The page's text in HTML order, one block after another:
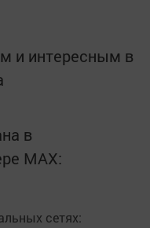
и интересным в
в
MАХ:
сетях: